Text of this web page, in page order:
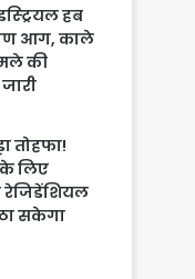
हब
आग, काले
की
तोहफा!
के लिए
रेजिडेंशियल
सकेगा